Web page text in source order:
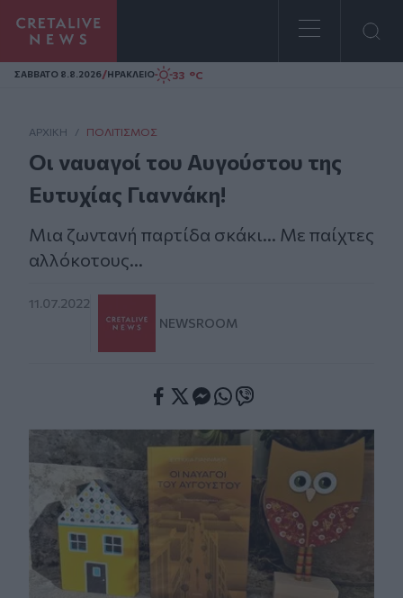
Homepage
ΣAΒΒΑΤΟ 8.8.2026/ΗΡΑΚΛΕΙΟ 33 °C
ΑΡΧΙΚΗ / ΠΟΛΙΤΙΣΜΌΣ
Οι ναυαγοί του Αυγούστου της
Ευτυχίας Γιαννάκη!
Μια ζωντανή παρτίδα σκάκι... Με παίχτες
αλλόκοτους...
11.07.2022
NEWSROOM